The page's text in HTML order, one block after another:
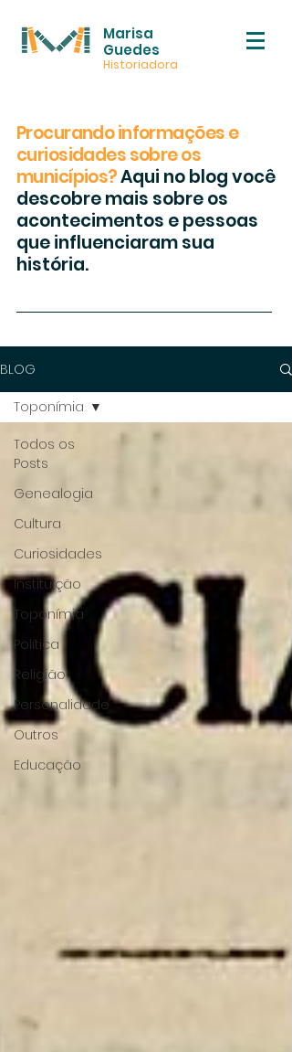
Marisa
Guedes
Historiadora
Procurando informações e
curiosidades sobre os
municípios?Aqui no blog você
descobre mais sobre os
acontecimentos e pessoas
que influenciaram sua
história.
BLOG
Todos os
Posts
Genealogia
Cultura
Curiosidades
Instituição
Toponímia
Política
Religião
Personalidade
Outros
Educação
Toponímia